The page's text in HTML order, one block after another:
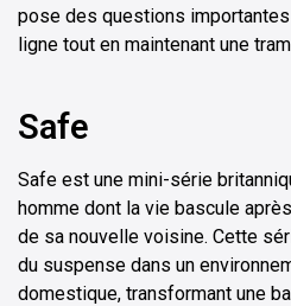
pose des questions
ligne tout en maintenant une
Safe
Safe est une mini-série
homme dont la vie bascule
de sa nouvelle voisine. Cette
du suspense dans un
domestique, transformant une